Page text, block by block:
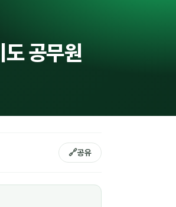
공무원
🔗공유